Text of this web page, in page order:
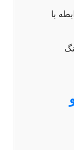
با